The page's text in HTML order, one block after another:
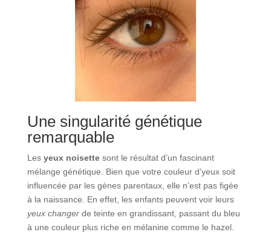
Une singularité génétique
remarquable
Les yeux noisettesont le résultat d’un fascinant
mélange génétique. Bien que votre couleur d’yeux soit
influencée par les gènes parentaux, elle n’est pas figée
à la naissance. En effet, les enfants peuvent voir leurs
yeux changerde teinte en grandissant, passant du bleu
à une couleur plus riche en mélanine comme le hazel.